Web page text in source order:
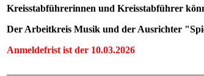
Kreisstabführerinnen und Kreisstabführer
Der Arbeitkreis Musik und der Ausrichter
Anmeldefrist ist der 10.03.2026